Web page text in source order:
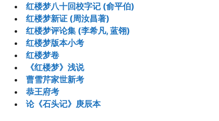
红楼梦八十回校字记 (俞平伯)
红楼梦新证 (周汝昌著)
红楼梦评论集 (李希凡, 蓝翎)
红楼梦版本小考
红楼梦卷
《红楼梦》浅说
曹雪芹家世新考
恭王府考
论《石头记》庚辰本